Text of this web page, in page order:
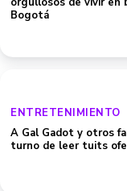
Bogotá
ENTRETENIMIENTO
A Gal Gadot y otros
turno de leer tuits